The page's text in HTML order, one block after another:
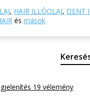
, HAIR ILLÓOLAJ, DENT
és mások
olajok
illóolaj
CTEO® illóolaj
19 vélemény